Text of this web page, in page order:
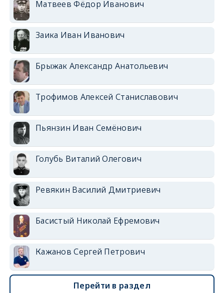
Матвеев Фёдор Иванович
Заика Иван Иванович
Брыжак Александр Анатольевич
Трофимов Алексей Станиславович
Пьянзин Иван Семёнович
Голубь Виталий Олегович
Ревякин Василий Дмитриевич
Басистый Николай Ефремович
Кажанов Сергей Петрович
Перейти в раздел